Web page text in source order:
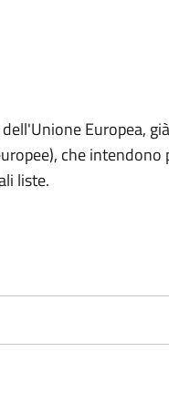
Europea,
che intendono
liste.